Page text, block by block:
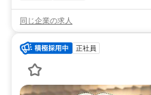
同じ企業の求人
正社員